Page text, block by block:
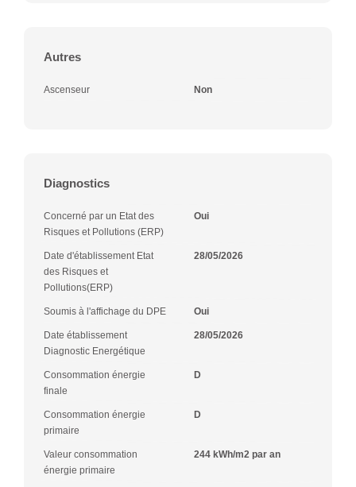
Autres
Ascenseur Non
Diagnostics
Concerné par un Etat des
Risques et Pollutions (ERP)
Oui
Date d'établissement Etat
des Risques et
Pollutions(ERP)
28/05/2026
Soumis à l'affichage du DPE Oui
Date établissement
Diagnostic Energétique
28/05/2026
Consommation énergie
finale
D
Consommation énergie
primaire
D
Valeur consommation
énergie primaire
244 kWh/m2 par an